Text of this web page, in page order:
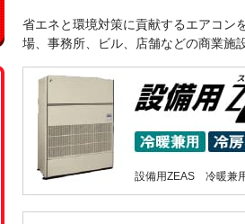
省エネと環境対策に貢献するエアコン
場、事務所、ビル、店舗などの商業施
設備用ZEAS 冷暖兼